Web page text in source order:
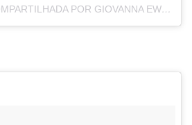
UMA PUBLICAÇÃO COMPARTILHADA POR GIOVANNA EWBANK (@GIO_EWBANK)